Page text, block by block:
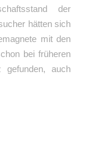
der
hätten sich
mit den
bei früheren
gefunden, auch